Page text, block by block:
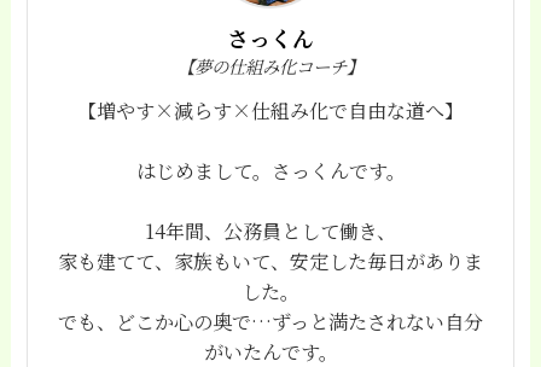
さっくん
【夢の仕組み化コーチ】
【増やす×減らす×仕組み化で自由な道へ】
はじめまして。さっくんです。
14年間、公務員として働き、
家も建てて、家族もいて、安定した毎日がありま
した。
でも、どこか心の奥で…ずっと満たされない自分
がいたんです。